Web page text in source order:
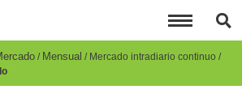
Mensual
Mercado intradiario continuo